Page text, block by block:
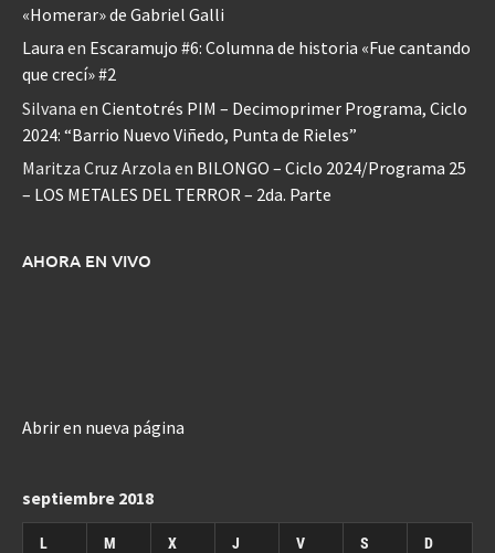
«Homerar» de Gabriel Galli
Laura en Escaramujo #6: Columna de historia «Fue cantando
que crecí» #2
Silvana en Cientotrés PIM – Decimoprimer Programa, Ciclo
2024: “Barrio Nuevo Viñedo, Punta de Rieles”
Maritza Cruz Arzola en BILONGO – Ciclo 2024/Programa 25
– LOS METALES DEL TERROR – 2da. Parte
AHORA EN VIVO
Abrir en nueva página
septiembre 2018
L M X J V S D